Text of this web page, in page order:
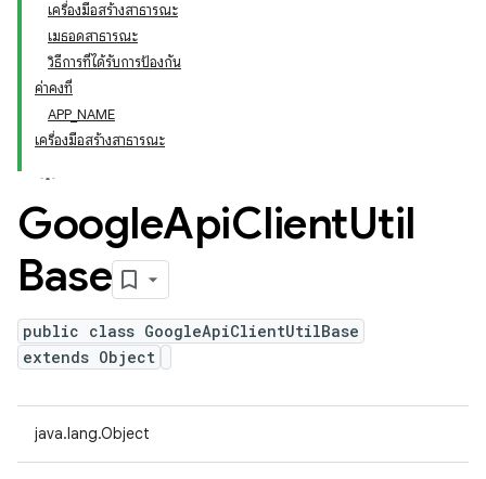
เครื่องมือสร้างสาธารณะ
เมธอดสาธารณะ
วิธีการที่ได้รับการป้องกัน
ค่าคงที่
APP_NAME
เครื่องมือสร้างสาธารณะ
GoogleApiClientUtil
Base
public class GoogleApiClientUtilBase
extends Object
java.lang.Object